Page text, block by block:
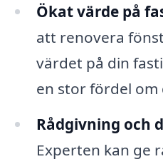
Ökat värde på
att renovera
värdet på din
en stor fördel om
Rådgivning och
Experten kan ge